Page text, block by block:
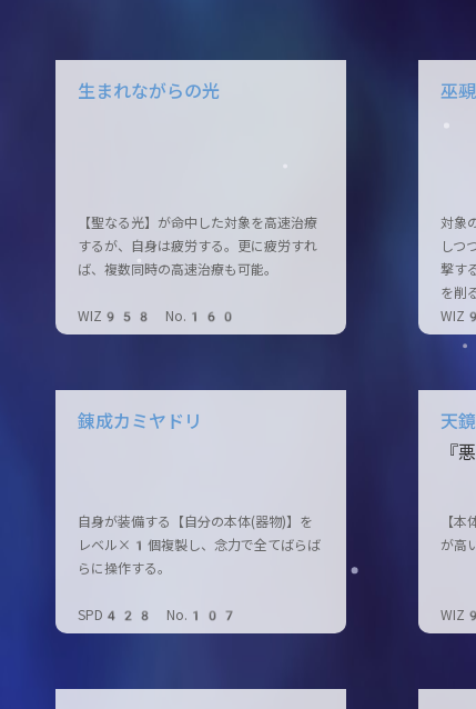
生まれながらの光
【聖なる光】が命中した対象を高速治療
するが、自身は疲労する。更に疲労すれ
ば、複数同時の高速治療も可能。
WIZ958 No.160
巫
対象
しつ
撃す
を削
錬成カミヤドリ
自身が装備する【自分の本体(器物)】を
レベル×1個複製し、念力で全てばらば
らに操作する。
SPD428 No.107
天
『
【
が高